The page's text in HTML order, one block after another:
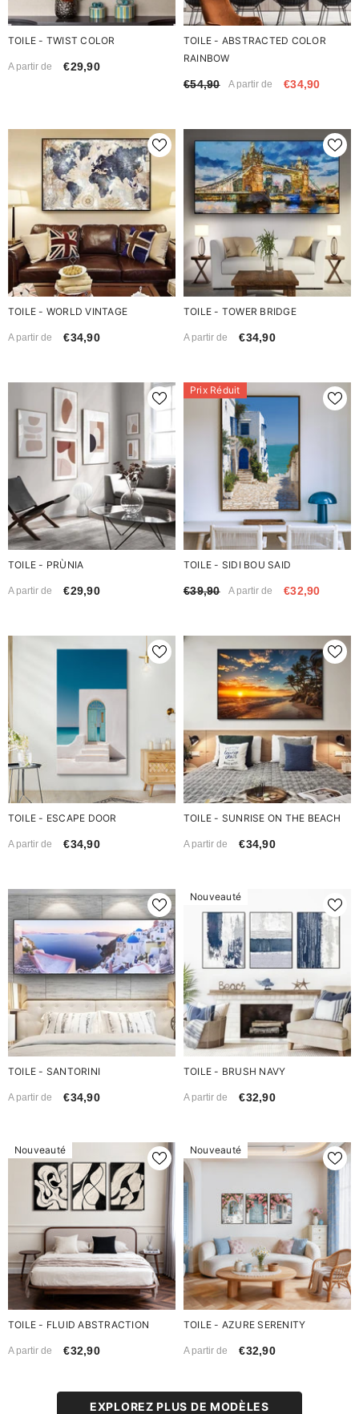
TOILE - TWIST COLOR
A partir de €29,90
TOILE - ABSTRACTED COLOR
RAINBOW
€54,90 A partir de €34,90
TOILE - WORLD VINTAGE
A partir de €34,90
TOILE - TOWER BRIDGE
A partir de €34,90
TOILE - PRÙNIA
A partir de €29,90
Prix Réduit
TOILE - SIDI BOU SAID
€39,90 A partir de €32,90
TOILE - ESCAPE DOOR
A partir de €34,90
TOILE - SUNRISE ON THE BEACH
A partir de €34,90
TOILE - SANTORINI
A partir de €34,90
Nouveauté
TOILE - BRUSH NAVY
A partir de €32,90
Nouveauté
TOILE - FLUID ABSTRACTION
A partir de €32,90
Nouveauté
TOILE - AZURE SERENITY
A partir de €32,90
EXPLOREZ PLUS DE MODÈLES